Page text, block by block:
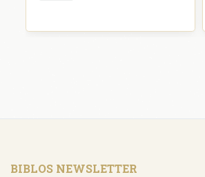
BIBLOS NEWSLETTER